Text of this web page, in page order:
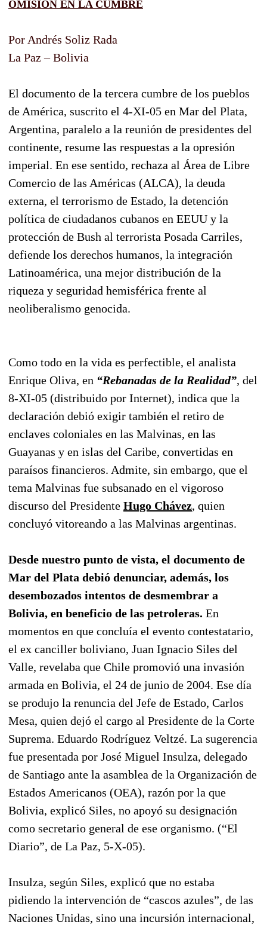
OMISIÓN EN LA CUMBRE
Por Andrés Soliz Rada
La Paz – Bolivia
El documento de la tercera cumbre de los pueblos
de América, suscrito el 4-XI-05 en Mar del Plata,
Argentina, paralelo a la reunión de presidentes del
continente, resume las respuestas a la opresión
imperial. En ese sentido, rechaza al Área de Libre
Comercio de las Américas (ALCA), la deuda
externa, el terrorismo de Estado, la detención
política de ciudadanos cubanos en EEUU y la
protección de Bush al terrorista Posada Carriles,
defiende los derechos humanos, la integración
Latinoamérica, una mejor distribución de la
riqueza y seguridad hemisférica frente al
neoliberalismo genocida.
Como todo en la vida es perfectible, el analista
Enrique Oliva, en “Rebanadas de la Realidad”, del
8-XI-05 (distribuido por Internet), indica que la
declaración debió exigir también el retiro de
enclaves coloniales en las Malvinas, en las
Guayanas y en islas del Caribe, convertidas en
paraísos financieros. Admite, sin embargo, que el
tema Malvinas fue subsanado en el vigoroso
discurso del Presidente Hugo Chávez, quien
concluyó vitoreando a las Malvinas argentinas.
Desde nuestro punto de vista, el documento de
Mar del Plata debió denunciar, además, los
desembozados intentos de desmembrar a
Bolivia, en beneficio de las petroleras. En
momentos en que concluía el evento contestatario,
el ex canciller boliviano, Juan Ignacio Siles del
Valle, revelaba que Chile promovió una invasión
armada en Bolivia, el 24 de junio de 2004. Ese día
se produjo la renuncia del Jefe de Estado, Carlos
Mesa, quien dejó el cargo al Presidente de la Corte
Suprema. Eduardo Rodríguez Veltzé. La sugerencia
fue presentada por José Miguel Insulza, delegado
de Santiago ante la asamblea de la Organización de
Estados Americanos (OEA), razón por la que
Bolivia, explicó Siles, no apoyó su designación
como secretario general de ese organismo. (“El
Diario”, de La Paz, 5-X-05).
Insulza, según Siles, explicó que no estaba
pidiendo la intervención de “cascos azules”, de las
Naciones Unidas, sino una incursión internacional,